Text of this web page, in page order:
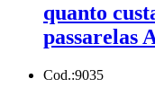
quanto
passarelas
Cod.:9035